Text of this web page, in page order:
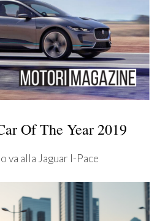
Of The Year 2019
va alla Jaguar I-Pace